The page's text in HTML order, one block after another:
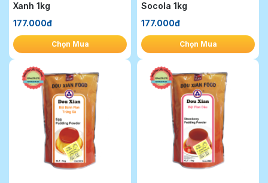
Xanh 1kg
177.000đ
Chọn Mua
Socola 1kg
177.000đ
Chọn Mua